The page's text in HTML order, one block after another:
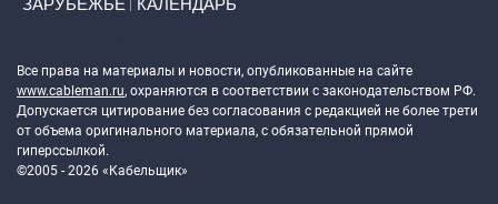
ЗАРУБЕЖЬЕ КАЛЕНДАРЬ
Все права на материалы и новости, опубликованные на сайте
www.cableman.ru, охраняются в соответствии с законодательством РФ.
Допускается цитирование без согласования с редакцией не более трети
от объема оригинального материала, с обязательной прямой
гиперссылкой.
©2005 - 2026 «Кабельщик»